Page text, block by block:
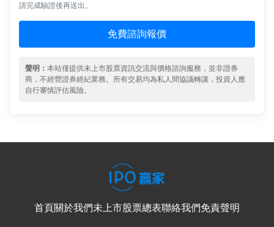
請完成驗證後再送出。
免費諮詢報價
聲明： 本站僅提供未上市股票資訊交流與價格諮詢服務，並非證券
商，不經營證券經紀業務。所有交易均為私人間協議轉讓，投資人應
自行審慎評估風險。
首頁關於我們未上市股票總表聯絡我們免責聲明